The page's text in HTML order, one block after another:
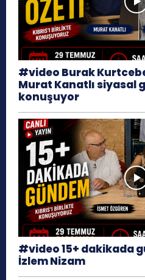
#video Burak
Murat Kanatlı siyasal
konuşuyor
#video 15+ dakikada
İzlem Nizam